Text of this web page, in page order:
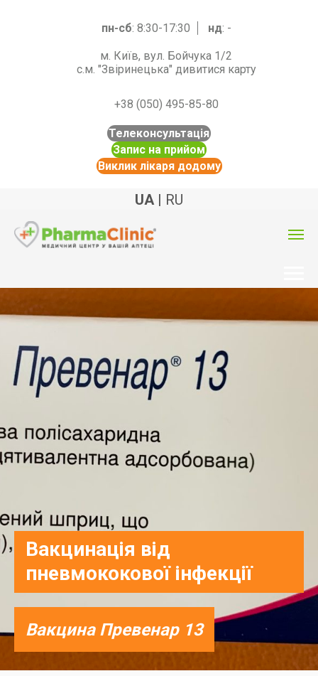
пн-сб: 8:30-17:30 нд: -
м. Київ, вул. Бойчука 1/2
с.м. "Звіринецька" дивитися карту
+38 (050) 495-85-80
Телеконсультація
Запис на прийом
Виклик лікаря додому
UA | RU
Вакцинація від
пневмококової інфекції
Вакцина Превенар 13